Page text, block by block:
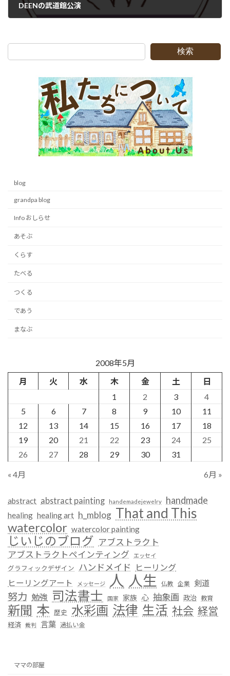
DEENの武道館公演
検索
blog
grandpa blog
Info おしらせ
あそぶ
くらす
たべる
つくる
であう
まなぶ
2008年5月
月
火 水 木 金 土
日
1
2 3
4
5
6 7 8 9 10
11
12
13 14 15 16 17
18
19
20 21 22 23 24
25
26
27 28 29 30 31
« 4月 6月 »
abstract abstract painting handemadejewelry handmade
healing healing art h_mblog That and This
watercolor watercolor painting
じいじのブログ アブストラクト
アブストラクトペインティング
エッセイ
グラフィックデザイン ハンドメイド ヒーリング
ヒーリングアート メッセージ 人 人生 仏教 企業 剣道
努力 勉強 司法書士 国家 家族 心 抽象画 政治 教育
新聞 本 歴史 水彩画 法律 生活 社会 経営
経済 裁判 言葉 過払い金
ママの部屋